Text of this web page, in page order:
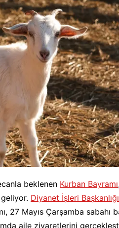
beklenen Kurban Bayramı
geliyor. Diyanet İşleri Başkanlığı
27 Mayıs Çarşamba sabahı
aile ziyaretlerini